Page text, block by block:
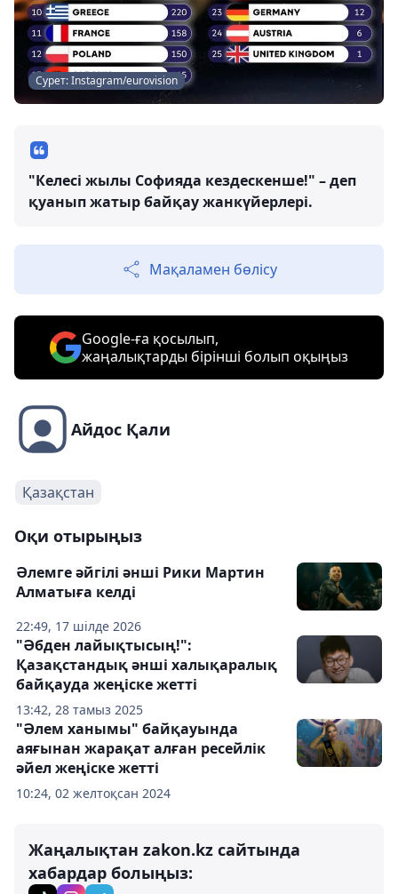
Сурет: Instagram/eurovision
"Келесі жылы Софияда кездескенше!" – деп
қуанып жатыр байқау жанкүйерлері.
Мақаламен бөлісу
Google-ға қосылып,
жаңалықтарды бірінші болып оқыңыз
Айдос Қали
Қазақстан
Оқи отырыңыз
22:49, 17 шілде 2026
Әлемге әйгілі әнші Рики Мартин
Алматыға келді
13:42, 28 тамыз 2025
"Әбден лайықтысың!":
Қазақстандық әнші халықаралық
байқауда жеңіске жетті
10:24, 02 желтоқсан 2024
"Әлем ханымы" байқауында
аяғынан жарақат алған ресейлік
әйел жеңіске жетті
Жаңалықтан zakon.kz сайтында
хабардар болыңыз: